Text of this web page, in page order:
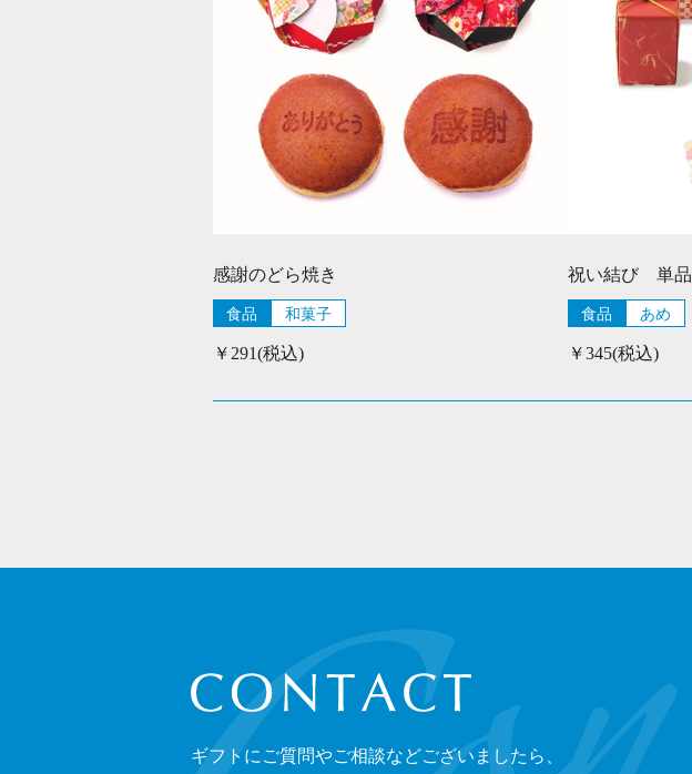
感謝のどら焼き
食品 和菓子
￥291(税込)
祝い結び 単品
食品 あめ
￥345(税込)
CONTACT
ギフトにご質問やご相談などございましたら、